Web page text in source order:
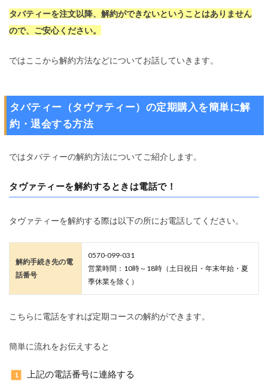
タバティーを注文以降、解約ができないということはありません
ので、ご安心ください。
ではここから解約方法などについてお話していきます。
タバティー（タヴァティー）の定期購入を簡単に解
約・退会する方法
ではタバティーの解約方法についてご紹介します。
タヴァティーを解約するときは電話で！
タヴァティーを解約する際は以下の所にお電話してください。
解約手続き先の電
話番号
0570-099-031
営業時間：10時～18時（土日祝日・年末年始・夏
季休業を除く）
こちらに電話をすれば定期コースの解約ができます。
簡単に流れをお伝えすると
上記の電話番号に連絡する